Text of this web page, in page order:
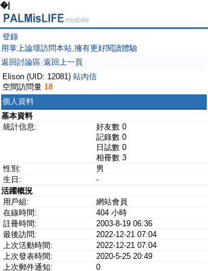
�|
登錄
用掌上論壇訪問本站,擁有更好閱讀體驗
返回討論區 返回上一頁
Elison (UID: 12081) 站內信
空間訪問量 18
個人資料
基本資料
統計信息:
好友數 0
記錄數 0
日誌數 0
相冊數 3
性別:
男
生日:
-
活躍概況
用戶組:
網站會員
在線時間:
404 小時
註冊時間:
2003-8-19 06:36
最後訪問:
2022-12-21 07:04
上次活動時間:
2022-12-21 07:04
上次發表時間:
2020-5-25 20:49
上次郵件通知:
0